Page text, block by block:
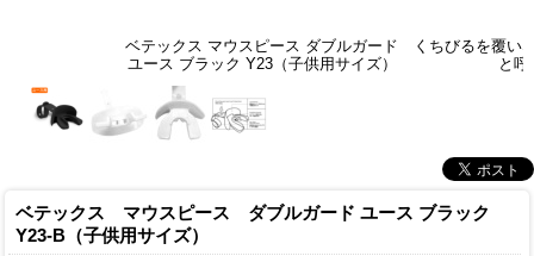
ベテックス マウスピース ダブルガード
ユース ブラック Y23（子供用サイズ）
くちびるを覆い
と
ベテックス マウスピース ダブルガード ユース ブラック
Y23-B（子供用サイズ）